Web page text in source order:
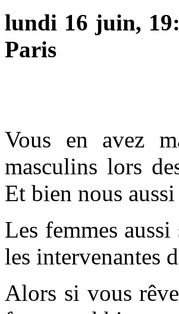
lundi 16 juin,
Paris
Vous en avez
masculins lors
Et bien nous
Les femmes
les intervenantes
Alors si vous